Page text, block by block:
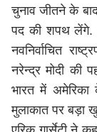
चुनाव जीतने के
पद की शपथ लेंगे.
नवनिर्वाचित
नरेन्द्र मोदी की
भारत में अमेरिका
मुलाकात पर बड़ा